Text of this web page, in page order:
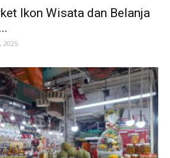
Ikon Wisata dan Belanja
2025